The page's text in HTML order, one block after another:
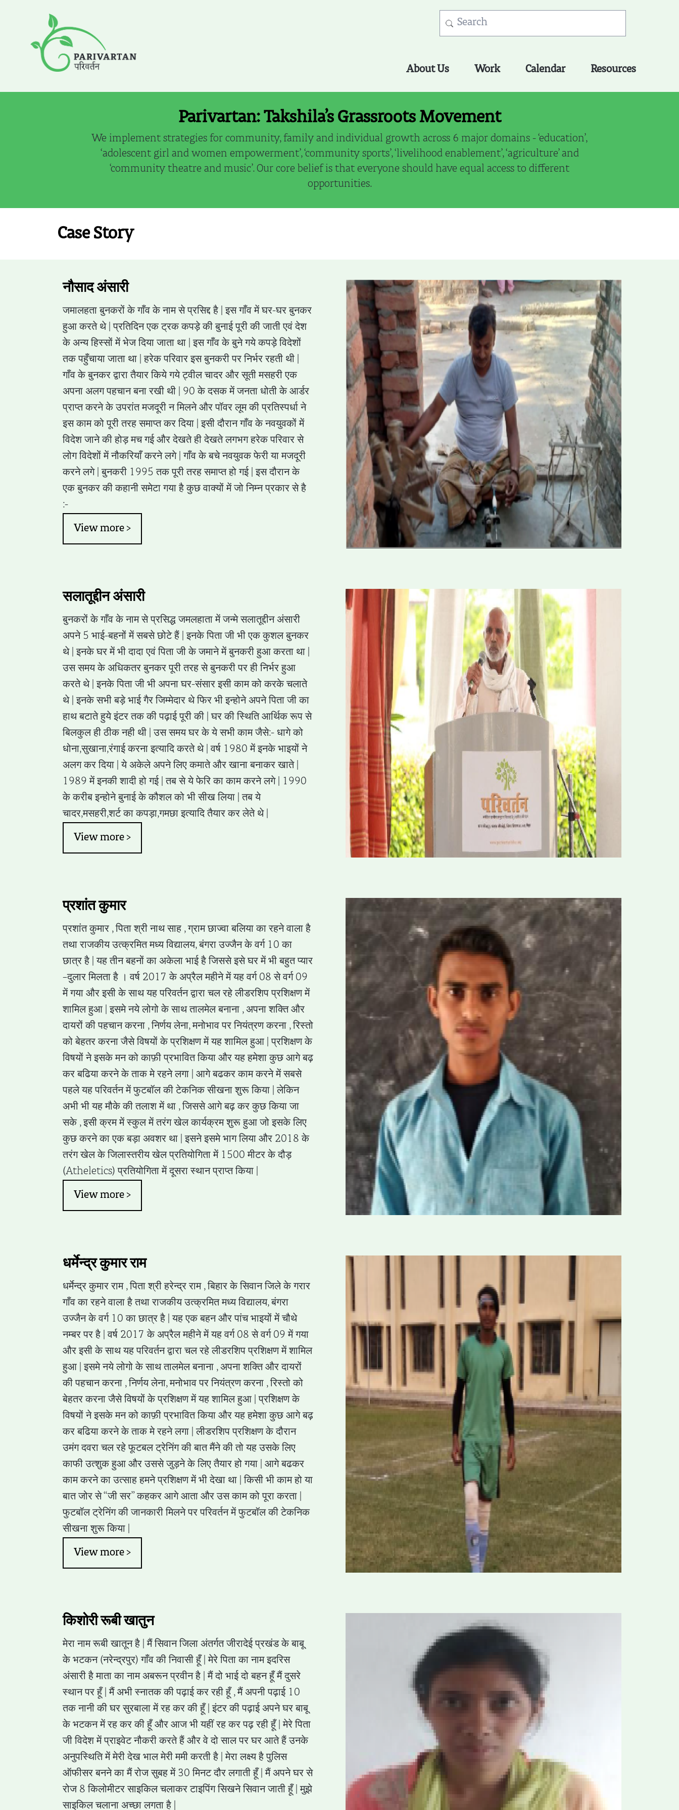
About Us Work Calendar Resources
Parivartan: Takshila’s Grassroots Movement
We implement strategies for community, family and individual growth across 6 major domains - ‘education’,
‘adolescent girl and women empowerment’, ‘community sports’, ‘livelihood enablement’, ‘agriculture’ and
‘community theatre and music’. Our core belief is that everyone should have equal access to different
opportunities.
Case Story
नौसाद अंसारी
जमालहता बुनकरों के गाँव के नाम से प्रसिद्द है | इस गाँव में घर-घर बुनकर
हुआ करते थे | प्रतिदिन एक ट्रक कपड़े की बुनाई पूरी की जाती एवं देश
के अन्य हिस्सों में भेज दिया जाता था | इस गाँव के बुने गये कपड़े विदेशों
तक पहुँचाया जाता था | हरेक परिवार इस बुनकरी पर निर्भर रहती थी |
गाँव के बुनकर द्वारा तैयार किये गये ट्वील चादर और सूती मसहरी एक
अपना अलग पहचान बना रखी थी | 90 के दसक में जनता धोती के आर्डर
प्राप्त करने के उपरांत मजदूरी न मिलने और पॉवर लूम की प्रतिस्पर्धा ने
इस काम को पूरी तरह समाप्त कर दिया | इसी दौरान गाँव के नवयुवकों में
विदेश जाने की होड़ मच गई और देखते ही देखते लगभग हरेक परिवार से
लोग विदेशों में नौकरियाँ करने लगे | गाँव के बचे नवयुवक फेरी या मजदूरी
करने लगे | बुनकरी 1995 तक पूरी तरह समाप्त हो गई | इस दौरान के
एक बुनकर की कहानी समेटा गया है कुछ वाक्यों में जो निम्न प्रकार से है
:-
View more >
सलातूद्दीन अंसारी
बुनकरों के गाँव के नाम से प्रसिद्ध जमलहाता में जन्मे सलातूद्दीन अंसारी
अपने 5 भाई-बहनों में सबसे छोटे हैं | इनके पिता जी भी एक कुशल बुनकर
थे | इनके घर में भी दादा एवं पिता जी के जमाने में बुनकरी हुआ करता था |
उस समय के अधिकतर बुनकर पूरी तरह से बुनकरी पर ही निर्भर हुआ
करते थे | इनके पिता जी भी अपना घर-संसार इसी काम को करके चलाते
थे | इनके सभी बड़े भाई गैर जिम्मेदार थे फिर भी इन्होने अपने पिता जी का
हाथ बटाते हुये इंटर तक की पढ़ाई पूरी की | घर की स्थिति आर्थिक रूप से
बिलकुल ही ठीक नही थी | उस समय घर के ये सभी काम जैसे:- धागे को
धोना,सुखाना,रंगाई करना इत्यादि करते थे | वर्ष 1980 में इनके भाइयों ने
अलग कर दिया | ये अकेले अपने लिए कमाते और खाना बनाकर खाते |
1989 में इनकी शादी हो गई | तब से ये फेरि का काम करने लगे | 1990
के करीब इन्होने बुनाई के कौशल को भी सीख लिया | तब ये
चादर,मसहरी,शर्ट का कपड़ा,गमछा इत्यादि तैयार कर लेते थे |
View more >
प्रशांत कुमार
प्रशांत कुमार , पिता श्री नाथ साह , ग्राम छाज्वा बलिया का रहने वाला है
तथा राजकीय उत्क्रमित मध्य विद्यालय, बंगरा उज्जैन के वर्ग 10 का
छात्र है | यह तीन बहनों का अकेला भाई है जिससे इसे घर में भी बहुत प्यार
–दुलार मिलता है । वर्ष 2017 के अप्रैल महीने में यह वर्ग 08 से वर्ग 09
में गया और इसी के साथ यह परिवर्तन द्वारा चल रहे लीडरशिप प्रशिक्षण में
शामिल हुआ | इसमे नये लोगो के साथ तालमेल बनाना , अपना शक्ति और
दायरों की पहचान करना , निर्णय लेना, मनोभाव पर नियंत्रण करना , रिस्तो
को बेहतर करना जैसे विषयों के प्रशिक्षण में यह शामिल हुआ | प्रशिक्षण के
विषयों ने इसके मन को काफ़ी प्रभावित किया और यह हमेशा कुछ आगे बढ़
कर बढिया करने के ताक मे रहने लगा | आगे बढकर काम करने में सबसे
पहले यह परिवर्तन में फुटबॉल की टेकनिक सीखना शुरू किया | लेकिन
अभी भी यह मौके की तलाश में था , जिससे आगे बढ़ कर कुछ किया जा
सके , इसी क्रम में स्कुल में तरंग खेल कार्यक्रम शुरू हुआ जो इसके लिए
कुछ करने का एक बड़ा अवशर था | इसने इसमे भाग लिया और 2018 के
तरंग खेल के जिलास्तरीय खेल प्रतियोगिता में 1500 मीटर के दौड़
(Atheletics) प्रतियोगिता में दूसरा स्थान प्राप्त किया |
View more >
धर्मेन्द्र कुमार राम
धर्मेन्द्र कुमार राम , पिता श्री हरेन्द्र राम , बिहार के सिवान जिले के गरार
गाँव का रहने वाला है तथा राजकीय उत्क्रमित मध्य विद्यालय, बंगरा
उज्जैन के वर्ग 10 का छात्र है | यह एक बहन और पांच भाइयों में चौथे
नम्बर पर है | वर्ष 2017 के अप्रैल महीने में यह वर्ग 08 से वर्ग 09 में गया
और इसी के साथ यह परिवर्तन द्वारा चल रहे लीडरशिप प्रशिक्षण में शामिल
हुआ | इसमे नये लोगो के साथ तालमेल बनाना , अपना शक्ति और दायरों
की पहचान करना , निर्णय लेना, मनोभाव पर नियंत्रण करना , रिस्तो को
बेहतर करना जैसे विषयों के प्रशिक्षण में यह शामिल हुआ | प्रशिक्षण के
विषयों ने इसके मन को काफ़ी प्रभावित किया और यह हमेशा कुछ आगे बढ़
कर बढिया करने के ताक मे रहने लगा | लीडरशिप प्रशिक्षण के दौरान
उमंग दवरा चल रहे फूटबल ट्रेनिंग की बात मैंने की तो यह उसके लिए
काफी उत्शुक हुआ और उससे जुड़ने के लिए तैयार हो गया | आगे बढकर
काम करने का उत्साह हमने प्रशिक्षण में भी देखा था | किसी भी काम हो या
बात जोर से “जी सर” कहकर आगे आता और उस काम को पूरा करता |
फुटबॉल ट्रेनिंग की जानकारी मिलने पर परिवर्तन में फुटबॉल की टेकनिक
सीखना शुरू किया |
View more >
किशोरी रूबी खातुन
मेरा नाम रूबी खातून है | मैं सिवान जिला अंतर्गत जीरादेई प्रखंड के बाबू
के भटकन (नरेन्द्रपुर) गाँव की निवासी हूँ | मेरे पिता का नाम इदरिस
अंसारी है माता का नाम अबरून प्रवीन है | मैं दो भाई दो बहन हूँ मैं दुसरे
स्थान पर हूँ | मैं अभी स्नातक की पढ़ाई कर रही हूँ , मैं अपनी पढ़ाई 10
तक नानी की घर सुरबाला में रह कर की हूँ | इंटर की पढ़ाई अपने घर बाबू
के भटकन में रह कर की हूँ और आज भी यहीं रह कर पढ़ रही हूँ | मेरे पिता
जी विदेश में प्राइवेट नौकरी करते हैं और वे दो साल पर घर आते हैं उनके
अनुपस्थिति में मेरी देख भाल मेरी ममी करती है | मेरा लक्ष्य है पुलिस
ऑफीसर बनने का मैं रोज सुबह में 30 मिनट दौर लगाती हूँ | मैं अपने घर से
रोज 8 किलोमीटर साइकिल चलाकर टाइपिंग सिखने सिवान जाती हूँ | मुझे
साइकिल चलाना अच्छा लगता है |